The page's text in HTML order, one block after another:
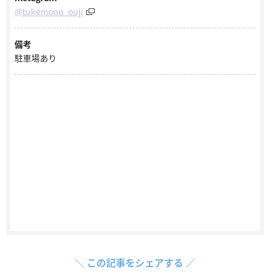
@tukemono_ouji
備考
駐車場あり
＼ この記事をシェアする ／